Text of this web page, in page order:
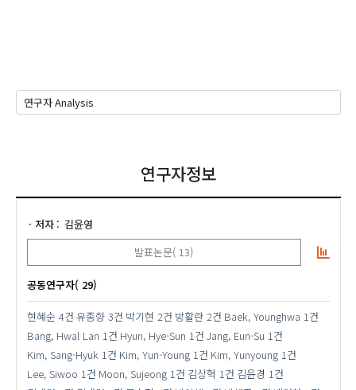
연구자정보
저자
김윤영
발표논문( 13)
공동연구자( 29)
현혜순 4건 유종향 3건 박기현 2건 방활란 2건 Baek, Younghwa 1건
Bang, Hwal Lan 1건 Hyun, Hye-Sun 1건 Jang, Eun-Su 1건
Kim, Sang-Hyuk 1건 Kim, Yun-Young 1건 Kim, Yunyoung 1건
Lee, Siwoo 1건 Moon, Sujeong 1건 김상혁 1건 김윤경 1건